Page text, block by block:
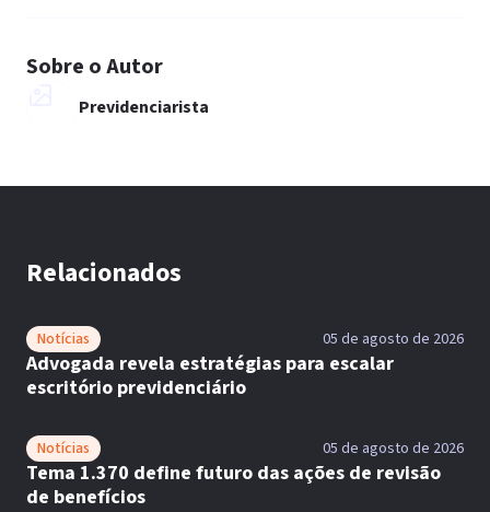
Sobre o Autor
Previdenciarista
Relacionados
Notícias 05 de agosto de 2026
Advogada revela estratégias para escalar
escritório previdenciário
Notícias 05 de agosto de 2026
Tema 1.370 define futuro das ações de revisão
de benefícios